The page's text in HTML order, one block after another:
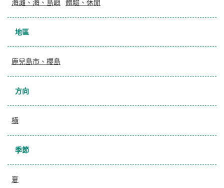
海灘、海、島嶼 體驗、休閒
地區
鹿兒島市、櫻島
方向
横
季節
夏